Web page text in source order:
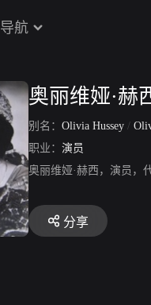
导航
奥丽维娅·赫
别名： Olivia Hussey /
职业： 演员
奥丽维娅·赫西，演员，
分享